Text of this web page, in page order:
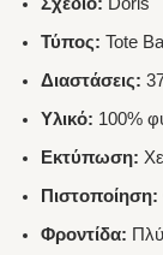
Τύπος: Tote
Διαστάσεις:
Υλικό: 100%
Εκτύπωση:
Πιστοποίηση:
Φροντίδα: